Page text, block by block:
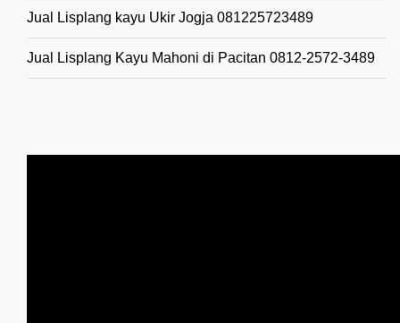
Jual Lisplang kayu Ukir Jogja 081225723489
Jual Lisplang Kayu Mahoni di Pacitan 0812-2572-3489